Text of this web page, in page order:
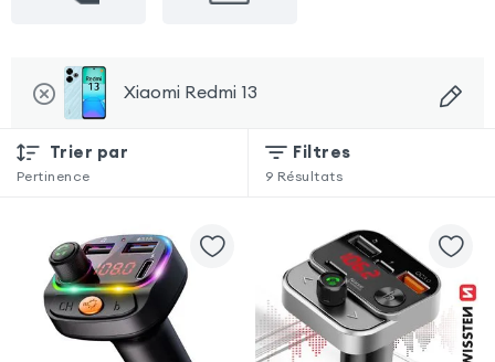
Xiaomi Redmi 13
Trier par
Pertinence
Filtres
9 Résultats